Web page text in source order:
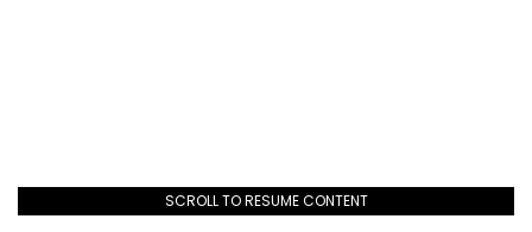
SCROLL TO RESUME CONTENT